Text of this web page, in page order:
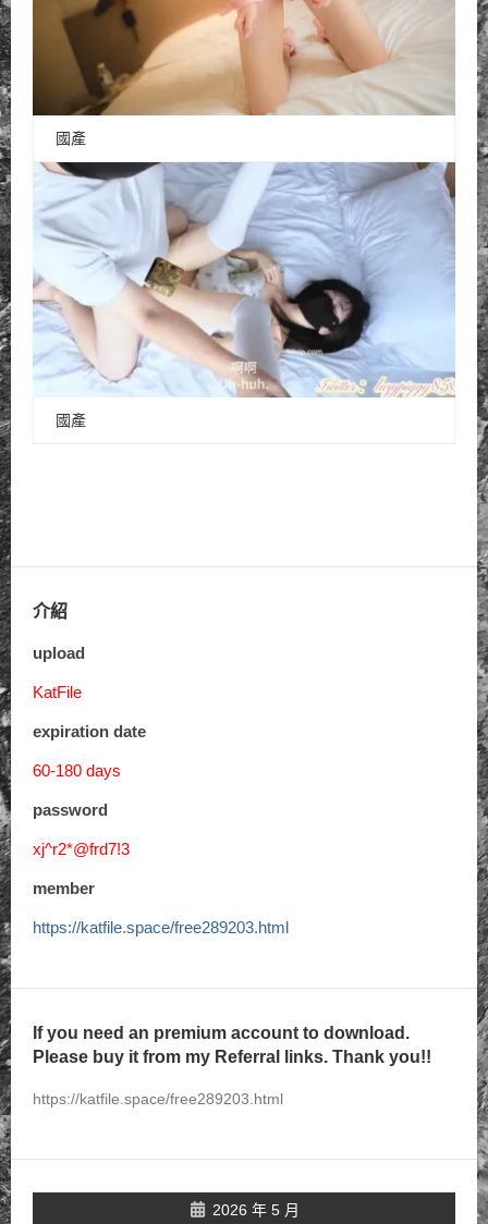
國產
國產
介紹
upload
KatFile
expiration date
60-180 days
password
xj^r2*@frd7!3
member
https://katfile.space/free289203.html
If you need an premium account to download.
Please buy it from my Referral links. Thank you!!
https://katfile.space/free289203.html
2026 年 5 月